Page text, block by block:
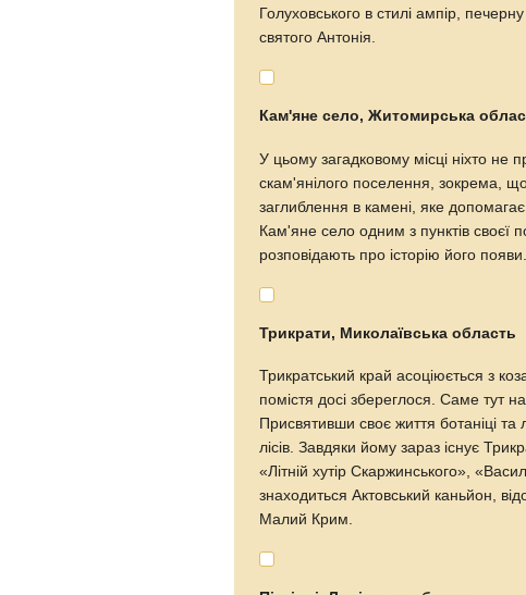
Голуховського в стилі ампір,
святого Антонія.
Кам'яне село, Житомирська
У цьому загадковому місці ніхто не
скам'янілого поселення, зокрема,
заглиблення в камені, яке
Кам'яне село одним з пунктів своєї
розповідають про історію його появи.
Трикрати, Миколаївська область
Трикратський край асоціюється з
помістя досі збереглося. Саме тут
Присвятивши своє життя ботаніці
лісів. Завдяки йому зараз існує
«Літній хутір Скаржинського»,
знаходиться Актовський каньйон,
Малий Крим.